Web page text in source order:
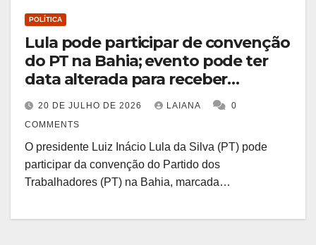
POLÍTICA
Lula pode participar de convenção
do PT na Bahia; evento pode ter
data alterada para receber
presidente
20 DE JULHO DE 2026 LAIANA
0
COMMENTS
O presidente Luiz Inácio Lula da Silva (PT) pode
participar da convenção do Partido dos
Trabalhadores (PT) na Bahia, marcada…